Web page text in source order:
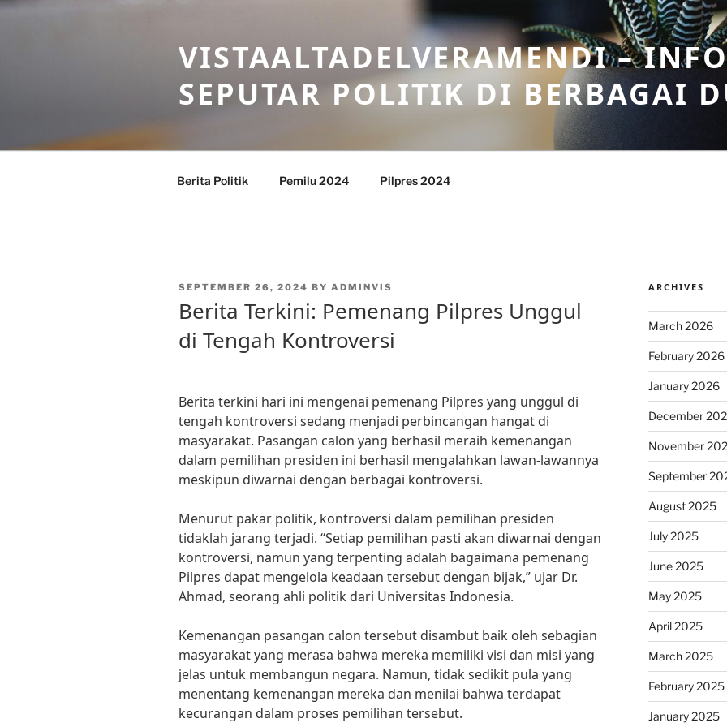
Skip
VISTAALTADELVERAMENDI –
SEPUTAR POLITIK DI BERBAGAI
Berita Politik Pemilu 2024 Pilpres 2024
POSTED
SEPTEMBER 26, 2024 BY ADMINVIS
Berita Terkini: Pemenang Pilpres Unggul
di Tengah Kontroversi
Berita terkini hari ini mengenai pemenang Pilpres yang unggul di
tengah kontroversi sedang menjadi perbincangan hangat di
masyarakat. Pasangan calon yang berhasil meraih kemenangan
dalam pemilihan presiden ini berhasil mengalahkan lawan-lawannya
meskipun diwarnai dengan berbagai kontroversi.
Menurut pakar politik, kontroversi dalam pemilihan presiden
tidaklah jarang terjadi. “Setiap pemilihan pasti akan diwarnai dengan
kontroversi, namun yang terpenting adalah bagaimana pemenang
Pilpres dapat mengelola keadaan tersebut dengan bijak,” ujar Dr.
Ahmad, seorang ahli politik dari Universitas Indonesia.
Kemenangan pasangan calon tersebut disambut baik oleh sebagian
masyarakat yang merasa bahwa mereka memiliki visi dan misi yang
jelas untuk membangun negara. Namun, tidak sedikit pula yang
menentang kemenangan mereka dan menilai bahwa terdapat
kecurangan dalam proses pemilihan tersebut.
ARCHIVES
March 2026
February 2026
January 2026
December
November
September
August 2025
July 2025
June 2025
May 2025
April 2025
March 2025
February 2025
January 2025